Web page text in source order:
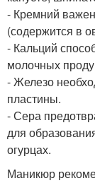
- Кремний важен
(содержится в
- Кальций
молочных
- Железо
пластины.
- Сера
для
огурцах.
Маникюр